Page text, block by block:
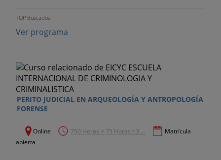
TOP Buscados
Ver programa
PERITO JUDICIAL EN ARQUEOLOGÍA Y ANTROPOLOGÍA
FORENSE
Online 750 Horas + 75 Horas / 3 ...
Matrícula
abierta